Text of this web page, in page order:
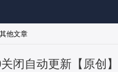
他文章
闭自动更新【原创】